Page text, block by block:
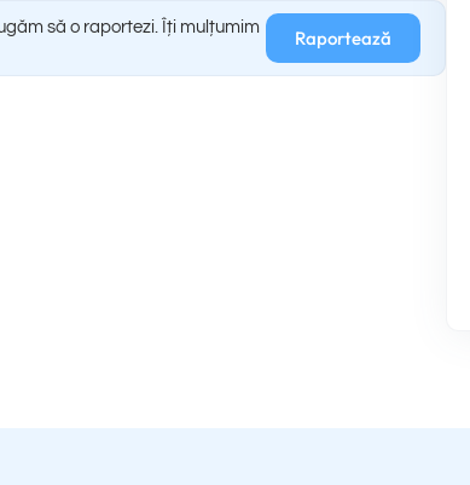
să o raportezi. Îți mulțumim
Raportează